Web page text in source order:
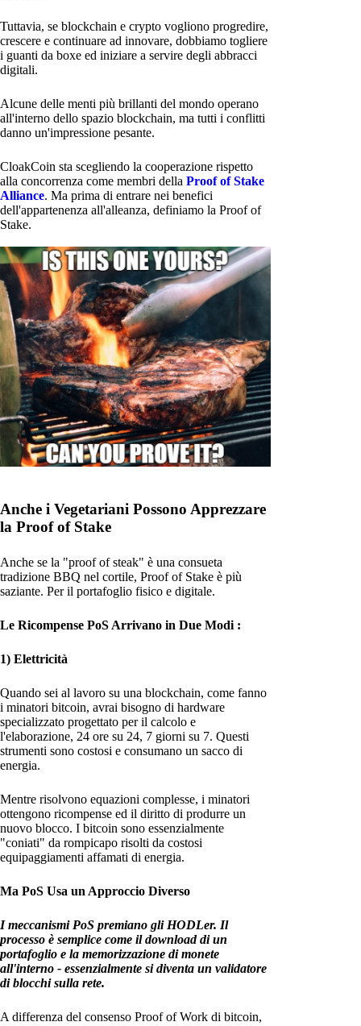
Tuttavia, se blockchain e crypto vogliono progredire,
crescere e continuare ad innovare, dobbiamo togliere
i guanti da boxe ed iniziare a servire degli abbracci
digitali.
Alcune delle menti più brillanti del mondo operano
all'interno dello spazio blockchain, ma tutti i conflitti
danno un'impressione pesante.
CloakCoin sta scegliendo la cooperazione rispetto
alla concorrenza come membri della Proof of Stake
Alliance. Ma prima di entrare nei benefici
dell'appartenenza all'alleanza, definiamo la Proof of
Stake.
Anche i Vegetariani Possono Apprezzare
la Proof of Stake
Anche se la "proof of steak" è una consueta
tradizione BBQ nel cortile, Proof of Stake è più
saziante. Per il portafoglio fisico e digitale.
Le Ricompense PoS Arrivano in Due Modi :
1) Elettricità
Quando sei al lavoro su una blockchain, come fanno
i minatori bitcoin, avrai bisogno di hardware
specializzato progettato per il calcolo e
l'elaborazione, 24 ore su 24, 7 giorni su 7. Questi
strumenti sono costosi e consumano un sacco di
energia.
Mentre risolvono equazioni complesse, i minatori
ottengono ricompense ed il diritto di produrre un
nuovo blocco. I bitcoin sono essenzialmente
"coniati" da rompicapo risolti da costosi
equipaggiamenti affamati di energia.
Ma PoS Usa un Approccio Diverso
I meccanismi PoS premiano gli HODLer. Il
processo è semplice come il download di un
portafoglio e la memorizzazione di monete
all'interno - essenzialmente si diventa un validatore
di blocchi sulla rete.
A differenza del consenso Proof of Work di bitcoin,